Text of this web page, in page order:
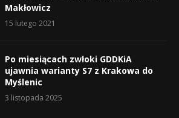
Makłowicz
15 lutego 2021
Po miesiącach zwłoki GDDKiA
ujawnia warianty S7 z Krakowa do
Myślenic
3 listopada 2025